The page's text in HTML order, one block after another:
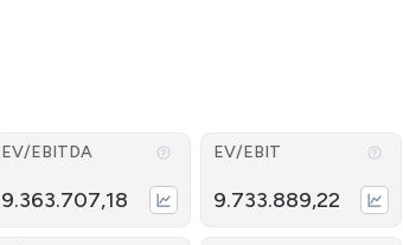
EV/EBITDA
9.363.707,18
EV/EBIT
9.733.889,22